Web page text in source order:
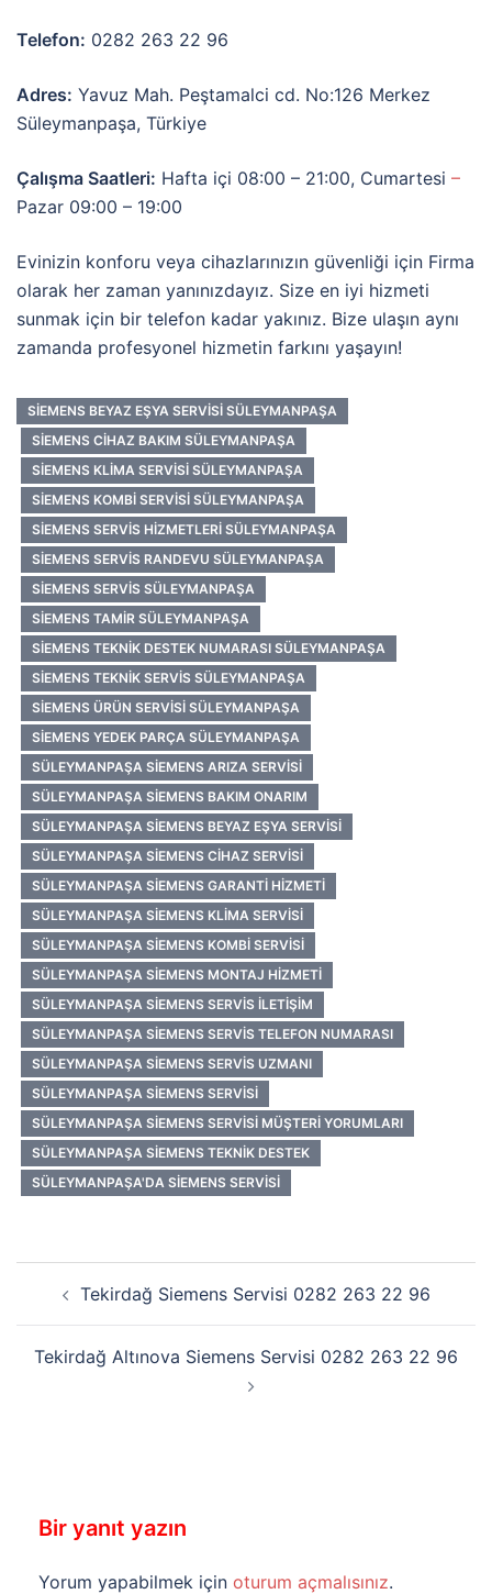
Telefon: 0282 263 22 96
Adres: Yavuz Mah. Peştamalci cd. No:126 Merkez
Süleymanpaşa, Türkiye
Çalışma Saatleri: Hafta içi 08:00 – 21:00, Cumartesi –
Pazar 09:00 – 19:00
Evinizin konforu veya cihazlarınızın güvenliği için Firma
olarak her zaman yanınızdayız. Size en iyi hizmeti
sunmak için bir telefon kadar yakınız. Bize ulaşın aynı
zamanda profesyonel hizmetin farkını yaşayın!
SIEMENS BEYAZ EŞYA SERVISI SÜLEYMANPAŞA
SIEMENS CIHAZ BAKIM SÜLEYMANPAŞA
SIEMENS KLIMA SERVISI SÜLEYMANPAŞA
SIEMENS KOMBI SERVISI SÜLEYMANPAŞA
SIEMENS SERVIS HIZMETLERI SÜLEYMANPAŞA
SIEMENS SERVIS RANDEVU SÜLEYMANPAŞA
SIEMENS SERVIS SÜLEYMANPAŞA
SIEMENS TAMIR SÜLEYMANPAŞA
SIEMENS TEKNIK DESTEK NUMARASI SÜLEYMANPAŞA
SIEMENS TEKNIK SERVIS SÜLEYMANPAŞA
SIEMENS ÜRÜN SERVISI SÜLEYMANPAŞA
SIEMENS YEDEK PARÇA SÜLEYMANPAŞA
SÜLEYMANPAŞA SIEMENS ARIZA SERVISI
SÜLEYMANPAŞA SIEMENS BAKIM ONARIM
SÜLEYMANPAŞA SIEMENS BEYAZ EŞYA SERVISI
SÜLEYMANPAŞA SIEMENS CIHAZ SERVISI
SÜLEYMANPAŞA SIEMENS GARANTI HIZMETI
SÜLEYMANPAŞA SIEMENS KLIMA SERVISI
SÜLEYMANPAŞA SIEMENS KOMBI SERVISI
SÜLEYMANPAŞA SIEMENS MONTAJ HIZMETI
SÜLEYMANPAŞA SIEMENS SERVIS İLETIŞIM
SÜLEYMANPAŞA SIEMENS SERVIS TELEFON NUMARASI
SÜLEYMANPAŞA SIEMENS SERVIS UZMANI
SÜLEYMANPAŞA SIEMENS SERVISI
SÜLEYMANPAŞA SIEMENS SERVISI MÜŞTERI YORUMLARI
SÜLEYMANPAŞA SIEMENS TEKNIK DESTEK
SÜLEYMANPAŞA'DA SIEMENS SERVISI
dolaşımıTekirdağ Siemens Servisi 0282 263 22 96
Tekirdağ Altınova Siemens Servisi 0282 263 22 96
Bir yanıt yazın
Yorum yapabilmek için oturum açmalısınız.